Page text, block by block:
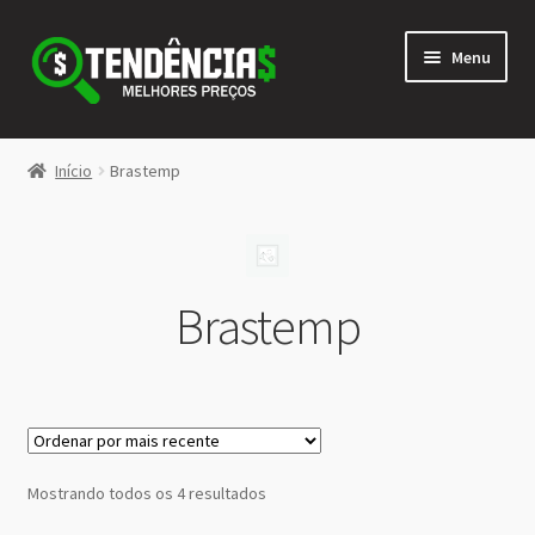
Pular
para
navegação
Pular
para
conteúdo
Menu
LOJA
Início Brastemp
Brastemp
Mostrando todos os 4 resultadosClassificado